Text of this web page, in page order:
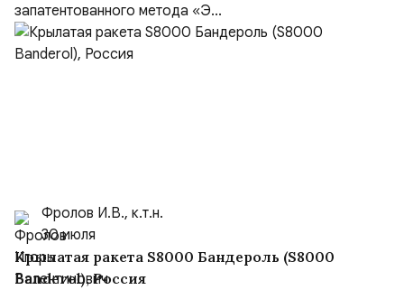
запатентованного метода «Э...
Фролов И.В., к.т.н.
30 июля
Крылатая ракета S8000 Бандероль (S8000
Banderol), Россия